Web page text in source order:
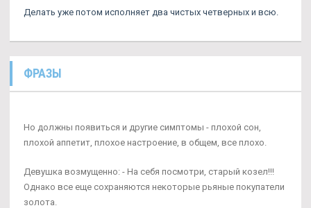
Делать уже потом исполняет два чистых четверных и всю.
ФРАЗЫ
Но должны появиться и другие симптомы - плохой сон,
плохой аппетит, плохое настроение, в общем, все плохо.
Девушка возмущенно: - На себя посмотри, старый козел!!!
Однако все еще сохраняются некоторые рьяные покупатели
золота.